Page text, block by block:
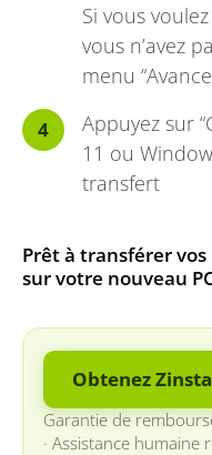
Si vous
vous n’avez
menu
Appuyez sur
11 ou
transfert
Prêt à transférer
sur votre nouveau
Obtenez
Garantie de
· Assistance humaine